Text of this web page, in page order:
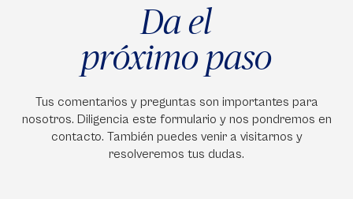
Da el
próximo paso
Tus comentarios y preguntas son importantes para
nosotros. Diligencia este formulario y nos pondremos en
contacto. También puedes venir a visitarnos y
resolveremos tus dudas.